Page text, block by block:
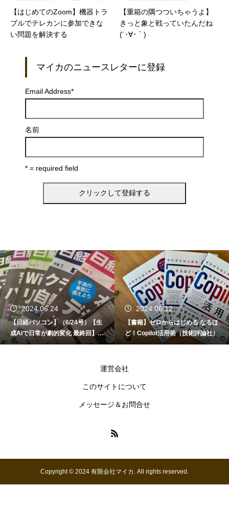
【はじめてのZoom】機器トラ
ブルでテレカンに参加できな
い問題を解決する
【重箱の隅つついちゃうよ】
きっと象と戦っていたんだね
(´･∀･｀)
マイカのニュースレターに登録
Email Address*
名前
* = required field
2024.06.24
【日経パソコン】（6/24号）【生
成AIで日常が劇的変化 最終回】 A
I時代のアプリケーション／サービ
2024.06.12
【書籍】ゼロからはじめる なるほ
ど！Copilot活用術（技術評論社）
運営会社
このサイトについて
メッセージ＆お問合せ
Copyright © 2024 有限会社マイカ. All rights reserved.